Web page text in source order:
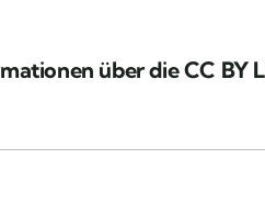
über die CC BY